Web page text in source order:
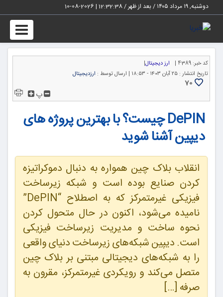
دوشنبه, ۱۹ مرداد ۱۴۰۵ / بعد از ظهر / 12:32:39
|
2026-08-10
کد خبر: 4389 | ارز دیجیتال|
تاریخ انتشار : ۲۵ آبان ۱۴۰۳ - ۱۸:۵۳ | ارسال توسط : ارزدیجیتال
70
پ
DePIN چیست؟ با بهترین پروژه های
دیپین آشنا شوید
انقلاب بلاک چین همواره به دنبال دموکراتیزه
کردن صنایع بوده است و شبکه زیرساخت
فیزیکی غیرمتمرکز که به اصطلاح “DePIN”
نامیده می‌شود، اکنون در حال متحول کردن
نحوه ساخت و مدیریت زیرساخت فیزیکی
است. دیپین شبکه‌های زیرساخت دنیای واقعی
را به شبکه‌های دیجیتالی مبتنی بر بلاک چین
متصل می‌کند و رویکردی غیرمتمرکز، مقرون به
صرفه […]